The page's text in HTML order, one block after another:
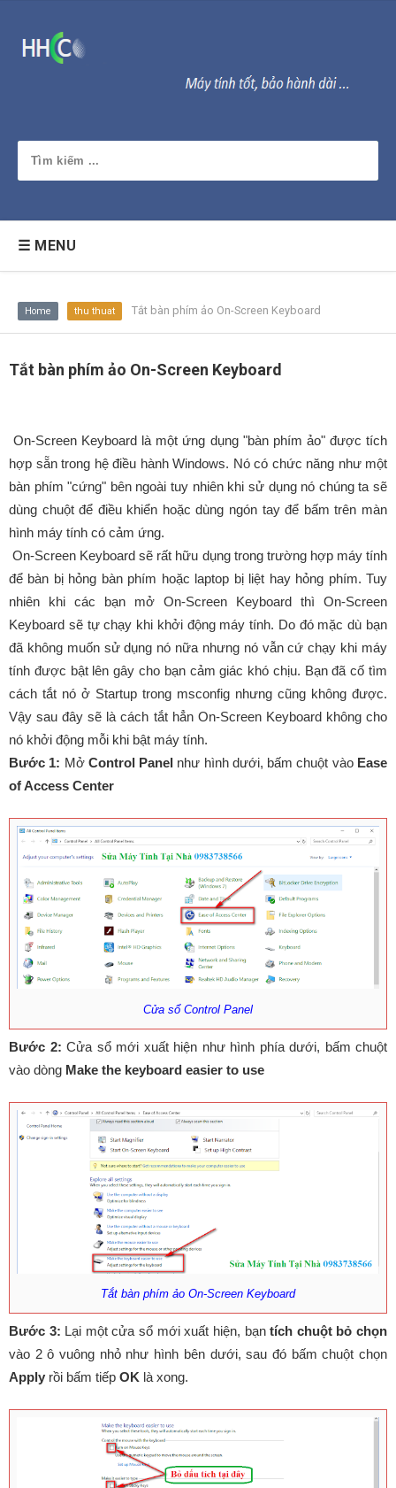
☰ MENU
Home thu thuat Tắt bàn phím ảo On-Screen Keyboard
Tắt bàn phím ảo On-Screen Keyboard
On-Screen Keyboard là một ứng dụng "bàn phím ảo" được tích
hợp sẵn trong hệ điều hành Windows. Nó có chức năng như một
bàn phím "cứng" bên ngoài tuy nhiên khi sử dụng nó chúng ta sẽ
dùng chuột để điều khiển hoặc dùng ngón tay để bấm trên màn
hình máy tính có cảm ứng.
On-Screen Keyboard sẽ rất hữu dụng trong trường hợp máy tính
để bàn bị hỏng bàn phím hoặc laptop bị liệt hay hỏng phím. Tuy
nhiên khi các bạn mở On-Screen Keyboard thì On-Screen
Keyboard sẽ tự chạy khi khởi động máy tính. Do đó mặc dù bạn
đã không muốn sử dụng nó nữa nhưng nó vẫn cứ chạy khi máy
tính được bật lên gây cho bạn cảm giác khó chịu. Bạn đã cố tìm
cách tắt nó ở Startup trong msconfig nhưng cũng không được.
Vậy sau đây sẽ là cách tắt hẳn On-Screen Keyboard không cho
nó khởi động mỗi khi bật máy tính.
Bước 1: Mở Control Panel như hình dưới, bấm chuột vào Ease
of Access Center
Cửa sổ Control Panel
Bước 2: Cửa sổ mới xuất hiện như hình phía dưới, bấm chuột
vào dòng Make the keyboard easier to use
Tắt bàn phím ảo On-Screen Keyboard
Bước 3: Lại một cửa sổ mới xuất hiện, bạntích chuột bỏ chọn
vào 2 ô vuông nhỏ như hình bên dưới, sau đó bấm chuột chọn
Apply rồi bấm tiếp OK là xong.